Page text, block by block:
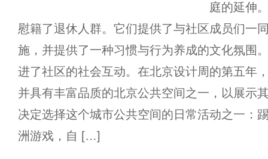
庭的延伸
慰籍了退休人群。它们提供了与社区成员们一
施，并提供了一种习惯与行为养成的文化氛围
进了社区的社会互动。在北京设计周的第五年
并具有丰富品质的北京公共空间之一，以展示
决定选择这个城市公共空间的日常活动之一：
洲游戏，自 […]